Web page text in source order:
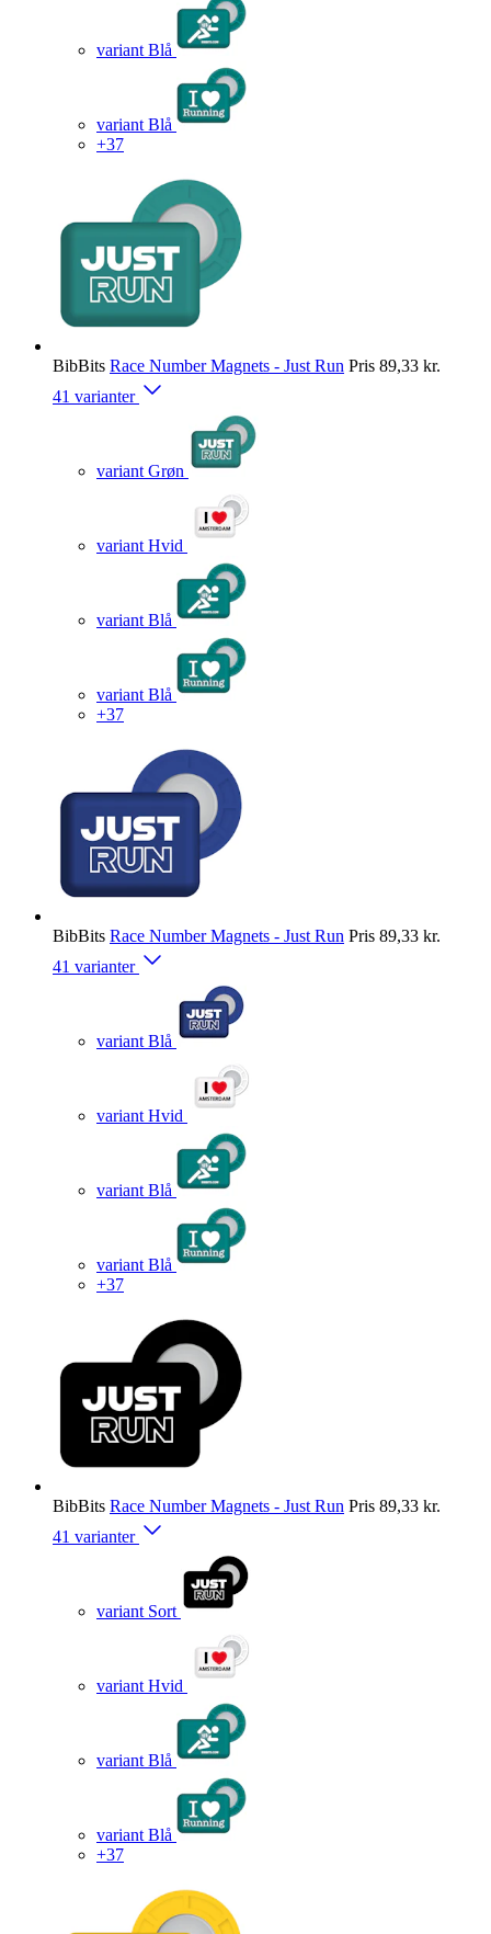
variant Blå
variant Blå
+37
BibBits Race Number Magnets - Just Run Pris 89,33 kr.
41 varianter
variant Grøn
variant Hvid
variant Blå
variant Blå
+37
BibBits Race Number Magnets - Just Run Pris 89,33 kr.
41 varianter
variant Blå
variant Hvid
variant Blå
variant Blå
+37
BibBits Race Number Magnets - Just Run Pris 89,33 kr.
41 varianter
variant Sort
variant Hvid
variant Blå
variant Blå
+37